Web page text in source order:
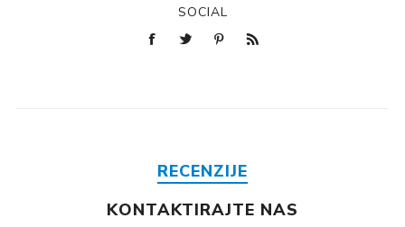
SOCIAL
RECENZIJE
KONTAKTIRAJTE NAS